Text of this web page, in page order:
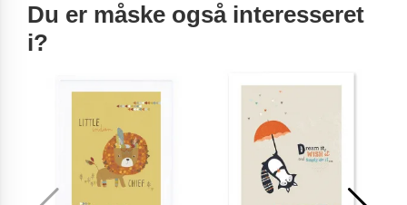
Du er måske også interesseret
i?